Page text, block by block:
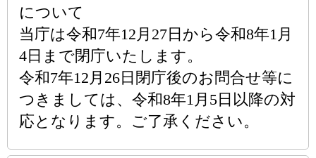
について
当庁は令和7年12月27日から令和8年1月
4日まで閉庁いたします。
令和7年12月26日閉庁後のお問合せ等に
つきましては、令和8年1月5日以降の対
応となります。ご了承ください。